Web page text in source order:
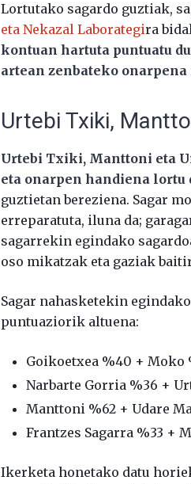
Lortutako sagardo guztiak,
eta Nekazal Laborategira
kontuan hartuta puntuatu
artean zenbateko
Urtebi Txiki,
Urtebi Txiki, Manttoni eta
eta onarpen handiena lortu
guztietan bereziena. Sagar
erreparatuta, iluna da;
sagarrekin egindako
oso mikatzak eta gaziak
Sagar nahasketekin
puntuaziorik altuena:
Goikoetxea %40 + Moko
Narbarte Gorria %36 +
Manttoni %62 + Udare
Frantzes Sagarra %33 +
Ikerketa honetako datu